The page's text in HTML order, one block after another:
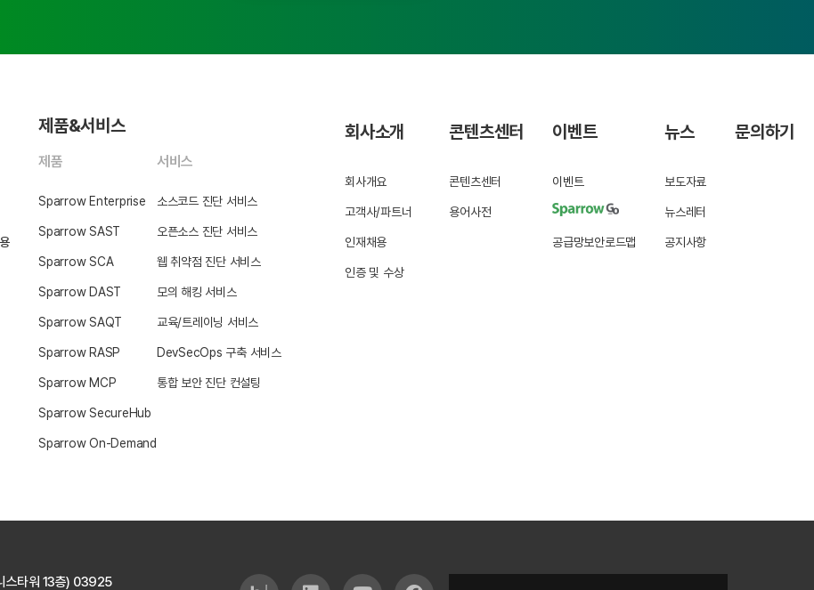
제품&서비스
제품
Sparrow Enterprise
Sparrow SAST
Sparrow SCA
Sparrow DAST
Sparrow SAQT
Sparrow RASP
Sparrow MCP
Sparrow SecureHub
Sparrow On-Demand
서비스
소스코드 진단 서비스
오픈소스 진단 서비스
웹 취약점 진단 서비스
모의 해킹 서비스
교육/트레이닝 서비스
DevSecOps 구축 서비스
통합 보안 진단 컨설팅
회사소개
회사개요
고객사/파트너
인재채용
인증 및 수상
콘텐츠센터
콘텐츠센터
용어사전
이벤트
이벤트
공급망보안로드맵
뉴스
보도자료
뉴스레터
공지사항
문의하기
스타워 13층) 03925